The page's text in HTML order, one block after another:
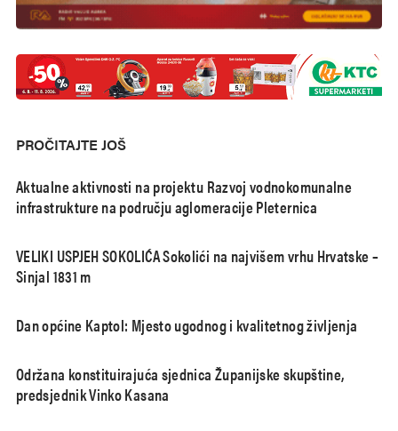
PROČITAJTE JOŠ
Aktualne aktivnosti na projektu Razvoj vodnokomunalne
infrastrukture na području aglomeracije Pleternica
VELIKI USPJEH SOKOLIĆA Sokolići na najvišem vrhu Hrvatske –
Sinjal 1831 m
Dan općine Kaptol: Mjesto ugodnog i kvalitetnog življenja
Održana konstituirajuća sjednica Županijske skupštine,
predsjednik Vinko Kasana